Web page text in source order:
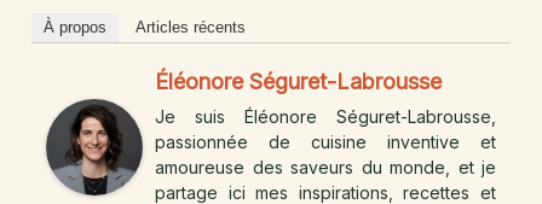
À propos Articles récents
Éléonore Séguret-Labrousse
Je suis Éléonore Séguret-Labrousse,
passionnée de cuisine inventive et
amoureuse des saveurs du monde, et je
partage ici mes inspirations, recettes et